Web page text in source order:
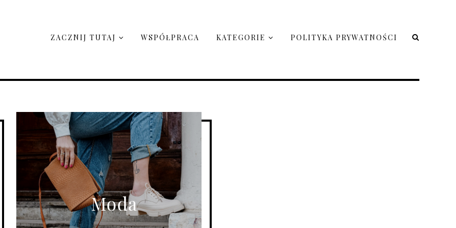
ZACZNIJ TUTAJ WSPÓŁPRACA KATEGORIE POLITYKA PRYWATNOŚCI
Moda